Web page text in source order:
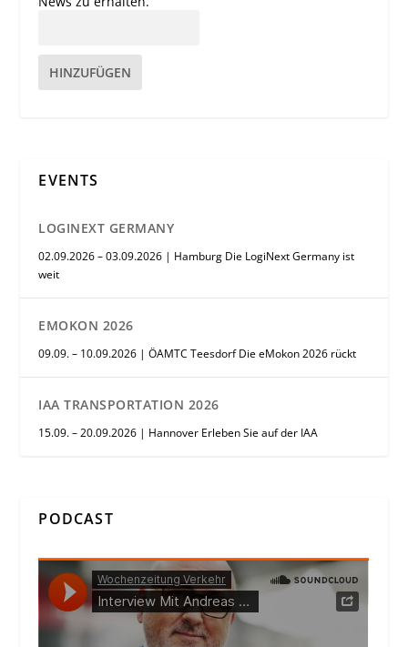
HINZUFÜGEN
EVENTS
LOGINEXT GERMANY
02.09.2026 – 03.09.2026 | Hamburg Die LogiNext Germany ist
weit
EMOKON 2026
09.09. – 10.09.2026 | ÖAMTC Teesdorf Die eMokon 2026 rückt
IAA TRANSPORTATION 2026
15.09. – 20.09.2026 | Hannover Erleben Sie auf der IAA
PODCAST